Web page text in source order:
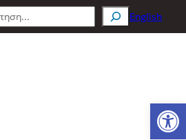
English